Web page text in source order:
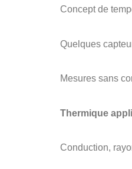
Concept de
Quelques
Mesures sans
Thermique
Conduction,